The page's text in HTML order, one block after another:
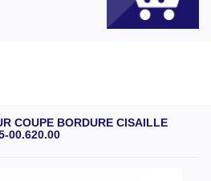
COUPE BORDURE CISAILLE
00.620.00